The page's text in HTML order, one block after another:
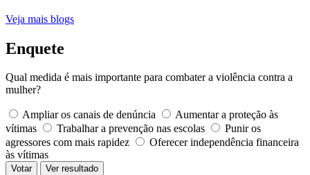
Veja mais blogs
Enquete
Qual medida é mais importante para combater a violência contra a
mulher?
Ampliar os canais de denúncia
Aumentar a proteção às
vítimas
Trabalhar a prevenção nas escolas
Punir os
agressores com mais rapidez
Oferecer independência financeira
às vítimas
Votar Ver resultado